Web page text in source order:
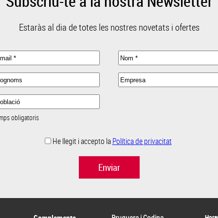
Estaràs al dia de totes les nostres novetats i ofertes
obligatoris
He llegit i accepto laPolítica de privacitat
Enviar